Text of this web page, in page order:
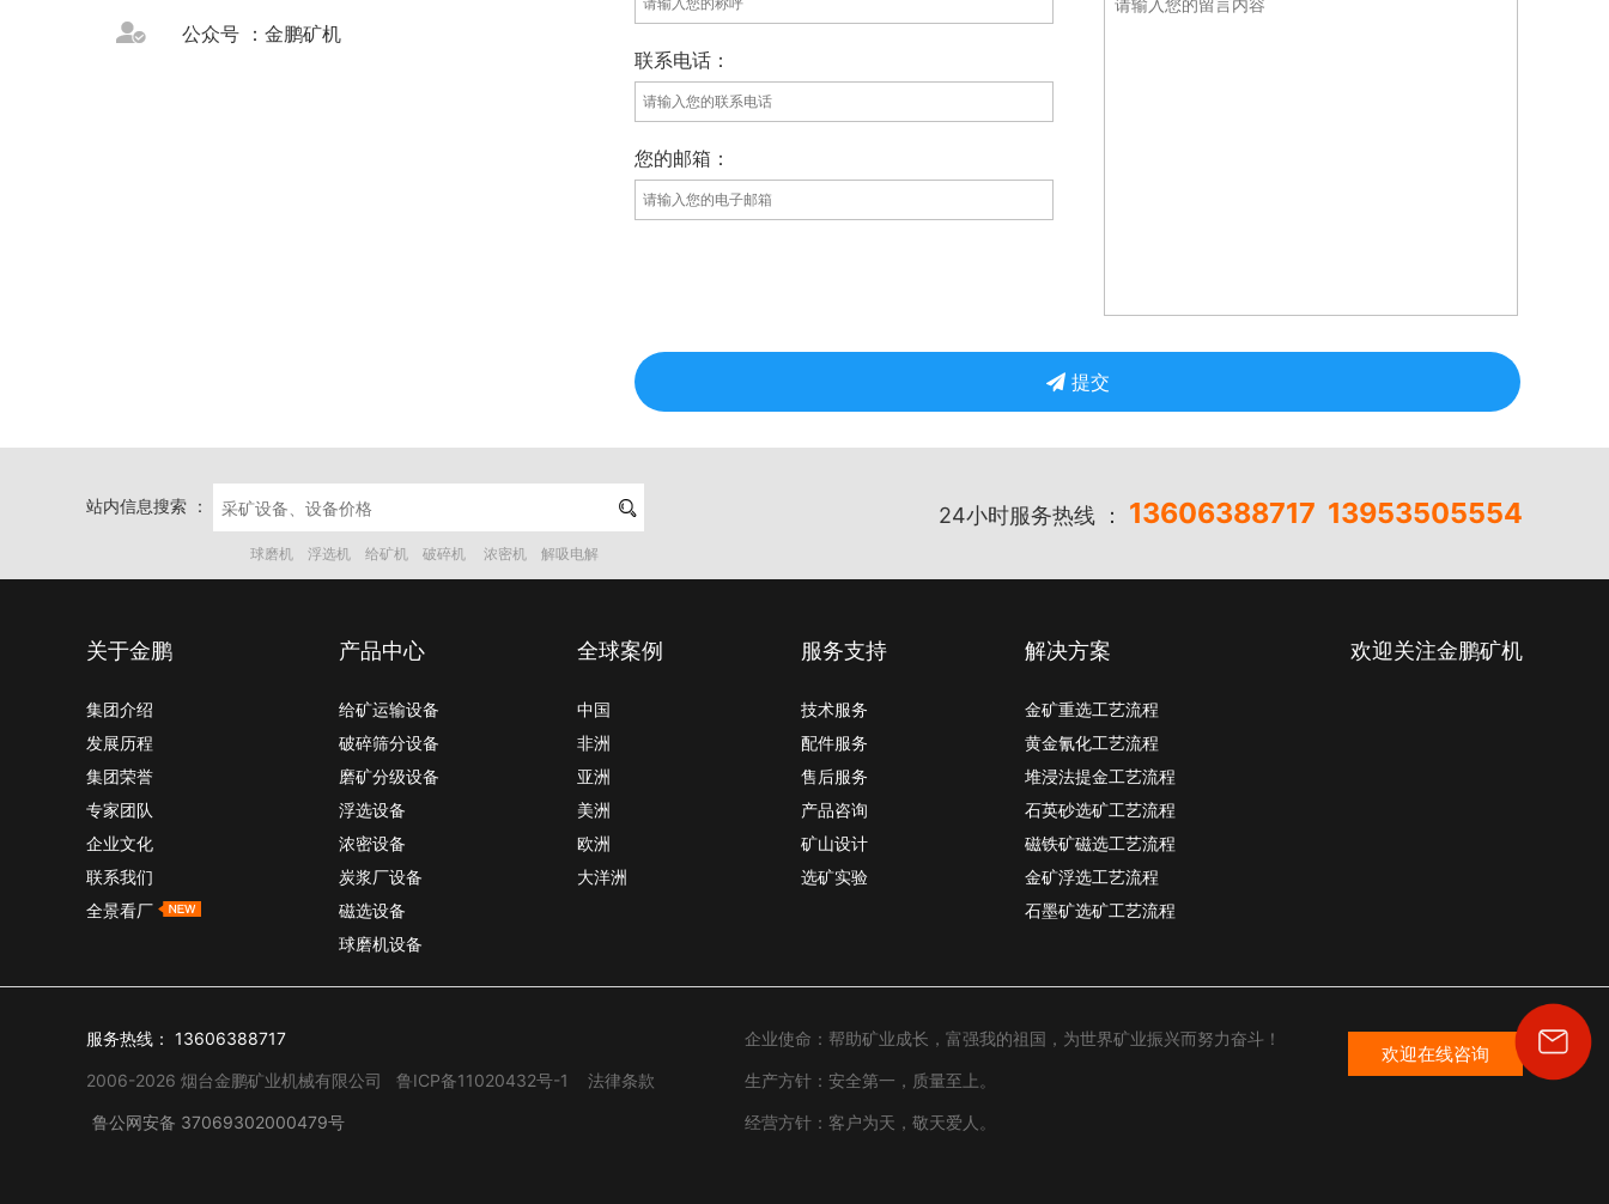
 公众号 ：金鹏矿机
联系电话：
您的邮箱：
提交
站内信息搜索 ：  24小时服务热线 ： 13606388717 13953505554
球磨机 浮选机 给矿机 破碎机 浓密机 解吸电解
关于金鹏
集团介绍
发展历程
集团荣誉
专家团队
企业文化
联系我们
全景看厂
产品中心
给矿运输设备
破碎筛分设备
磨矿分级设备
浮选设备
浓密设备
炭浆厂设备
磁选设备
球磨机设备
全球案例
中国
非洲
亚洲
美洲
欧洲
大洋洲
服务支持
技术服务
配件服务
售后服务
产品咨询
矿山设计
选矿实验
解决方案
金矿重选工艺流程
黄金氰化工艺流程
堆浸法提金工艺流程
石英砂选矿工艺流程
磁铁矿磁选工艺流程
金矿浮选工艺流程
石墨矿选矿工艺流程
欢迎关注金鹏矿机
服务热线： 13606388717
2006-2026 烟台金鹏矿业机械有限公司 鲁ICP备11020432号-1 法律条款
鲁公网安备 37069302000479号
企业使命：帮助矿业成长，富强我的祖国，为世界矿业振兴而努力奋斗！
生产方针：安全第一，质量至上。
经营方针：客户为天，敬天爱人。
欢迎在线咨询